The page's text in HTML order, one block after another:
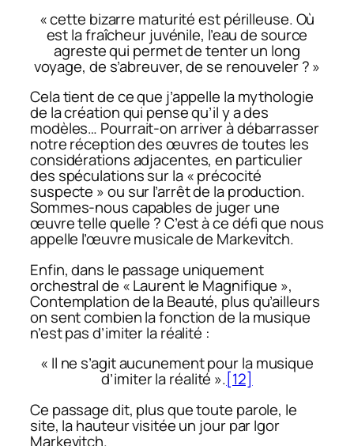
« cette bizarre maturité est périlleuse. Où
est la fraîcheur juvénile, l’eau de source
agreste qui permet de tenter un long
voyage, de s’abreuver, de se renouveler ? »
Cela tient de ce que j’appelle la mythologie
de la création qui pense qu’il y a des
modèles… Pourrait-on arriver à débarrasser
notre réception des œuvres de toutes les
considérations adjacentes, en particulier
des spéculations sur la « précocité
suspecte » ou sur l’arrêt de la production.
Sommes-nous capables de juger une
œuvre telle quelle ? C’est à ce défi que nous
appelle l’œuvre musicale de Markevitch.
Enfin, dans le passage uniquement
orchestral de « Laurent le Magnifique »,
Contemplation de la Beauté, plus qu’ailleurs
on sent combien la fonction de la musique
n’est pas d’imiter la réalité :
« Il ne s’agit aucunement pour la musique
d’imiter la réalité ».[12]
Ce passage dit, plus que toute parole, le
site, la hauteur visitée un jour par Igor
Markevitch.